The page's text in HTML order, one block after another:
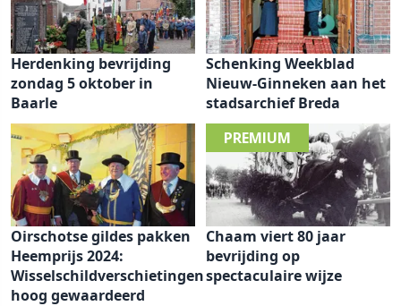
Herdenking bevrijding
zondag 5 oktober in
Baarle
Schenking Weekblad
Nieuw-Ginneken aan het
stadsarchief Breda
Oirschotse gildes pakken
Heemprijs 2024:
Wisselschildverschietingen
hoog gewaardeerd
Chaam viert 80 jaar
bevrijding op
spectaculaire wijze